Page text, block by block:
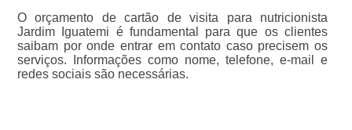
O orçamento de cartão de visita para nutricionista
Jardim Iguatemi é fundamental para que os clientes
saibam por onde entrar em contato caso precisem os
serviços. Informações como nome, telefone, e-mail e
redes sociais são necessárias.